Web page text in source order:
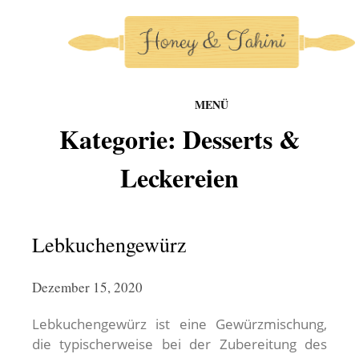
MENÜ
honey-and-tahini
Kategorie: Desserts &
Leckereien
Lebkuchengewürz
Dezember 15, 2020
Lebkuchengewürz ist eine Gewürzmischung,
die typischerweise bei der Zubereitung des